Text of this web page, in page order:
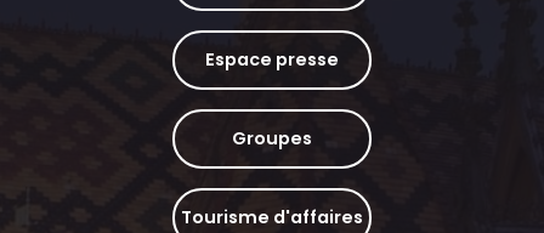
Espace presse
Groupes
Tourisme d'affaires